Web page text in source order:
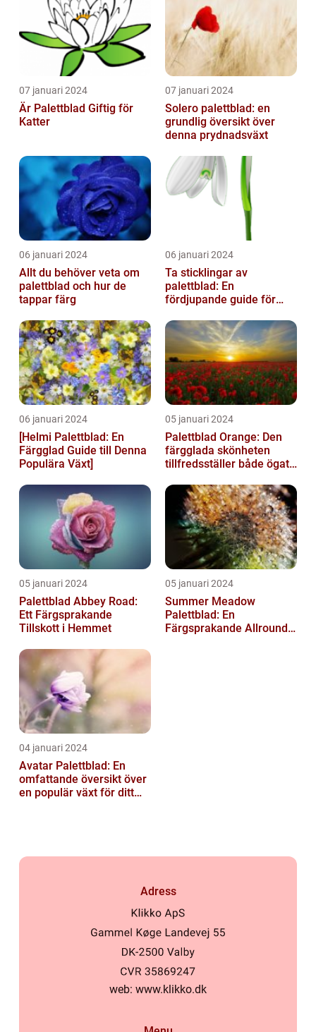
07 januari 2024
Är Palettblad Giftig för
Katter
07 januari 2024
Solero palettblad: en
grundlig översikt över
denna prydnadsväxt
06 januari 2024
Allt du behöver veta om
palettblad och hur de
tappar färg
06 januari 2024
Ta sticklingar av
palettblad: En
fördjupande guide för
06 januari 2024
[Helmi Palettblad: En
Färgglad Guide till Denna
Populära Växt]
05 januari 2024
Palettblad Orange: Den
färgglada skönheten
tillfredsställer både ögat
05 januari 2024
Palettblad Abbey Road:
Ett Färgsprakande
Tillskott i Hemmet
05 januari 2024
Summer Meadow
Palettblad: En
Färgsprakande Allround-
04 januari 2024
Avatar Palettblad: En
omfattande översikt över
en populär växt för ditt
Adress
web: www.klikko.dk